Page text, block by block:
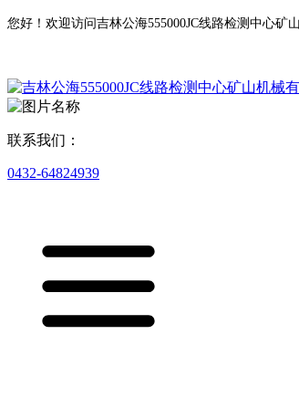
您好！欢迎访问吉林公海555000JC线路检测中心矿
联系我们：
0432-64824939